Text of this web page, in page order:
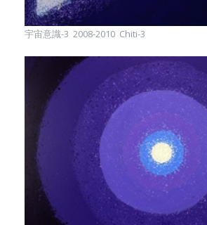
宇宙意識-3 2008-2010 Chiti-3